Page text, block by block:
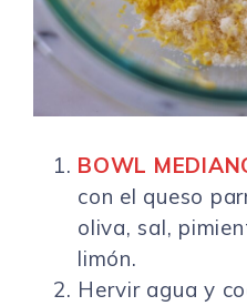
BOWL
con el queso
oliva, sal,
limón.
Hervir agua y